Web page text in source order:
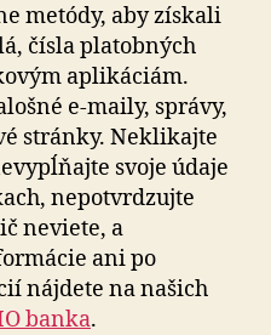
metódy, aby získali
čísla platobných
aplikáciám.
e-maily, správy,
stránky. Ne­kli­kaj­te
svoje údaje
nepotvrdzujte
neviete, a
ani po
nájdete na našich
banka.